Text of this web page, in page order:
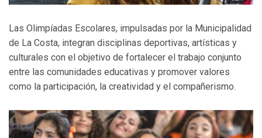
Las Olimpíadas Escolares, impulsadas por la Municipalidad
de La Costa, integran disciplinas deportivas, artísticas y
culturales con el objetivo de fortalecer el trabajo conjunto
entre las comunidades educativas y promover valores
como la participación, la creatividad y el compañerismo.